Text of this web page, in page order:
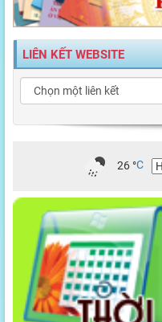
LIÊN KẾT WEBSITE
26°C